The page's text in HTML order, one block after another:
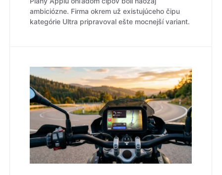
ambiciózne. Firma okrem už existujúceho čipu
kategórie Ultra pripravoval ešte mocnejší variant.